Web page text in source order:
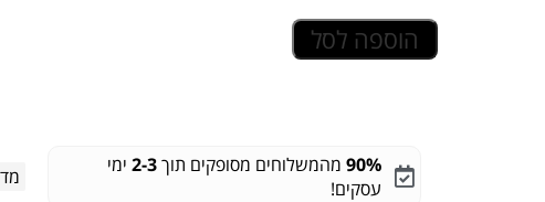
הוספה לסל
90% מהמשלוחים מסופקים תוך2-3 ימי
עסקים!